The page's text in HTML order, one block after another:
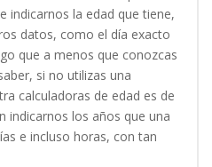
indicarnos la edad que tiene,
datos, como el día exacto
que a menos que conozcas
si no utilizas una
calculadoras de edad es de
indicarnos los años que una
e incluso horas, con tan